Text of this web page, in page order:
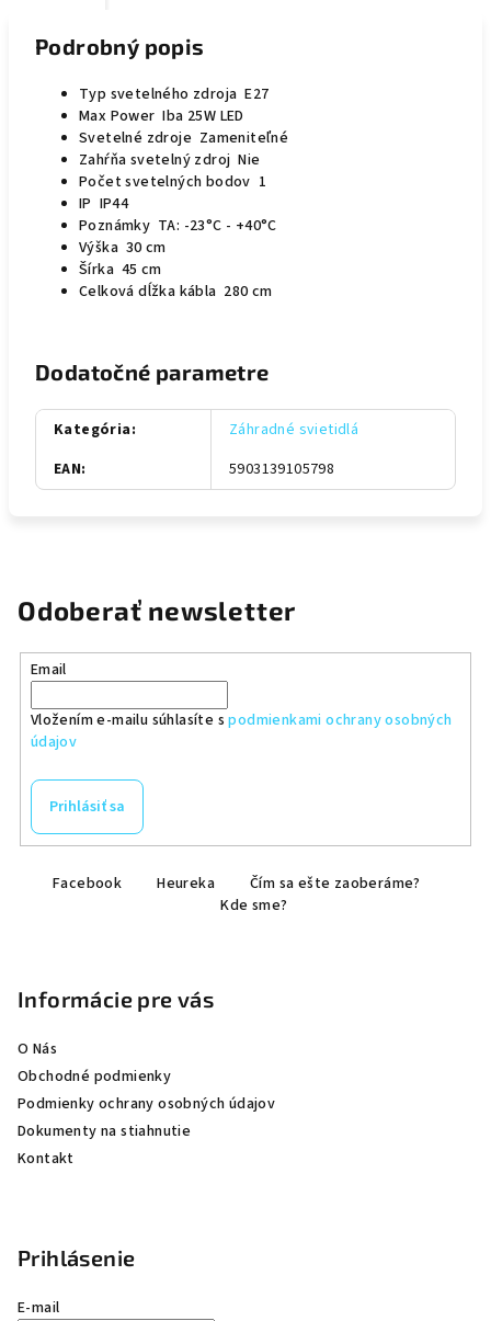
Podrobný popis
Typ svetelného zdroja E27
Max Power Iba 25W LED
Svetelné zdroje Zameniteľné
Zahŕňa svetelný zdroj Nie
Počet svetelných bodov 1
IP IP44
Poznámky TA: -23°C - +40°C
Výška 30 cm
Šírka 45 cm
Celková dĺžka kábla 280 cm
Dodatočné parametre
Kategória:
Záhradné svietidlá
EAN: 5903139105798
Odoberať newsletter
Email
Vložením e-mailu súhlasíte spodmienkami ochrany osobných
údajov
Prihlásiť sa
Facebook Heureka
Čím sa ešte zaoberáme?
Kde sme?
Informácie pre vás
O Nás
Obchodné podmienky
Podmienky ochrany osobných údajov
Dokumenty na stiahnutie
Kontakt
Prihlásenie
E-mail